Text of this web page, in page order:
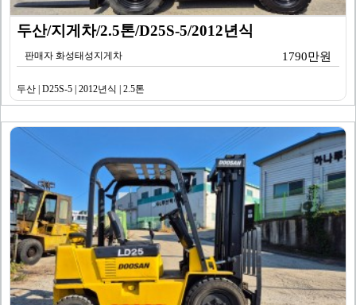
두산/지게차/2.5톤/D25S-5/2012년식
판매자 화성태성지게차 1790만원
두산 | D25S-5 | 2012년식 | 2.5톤